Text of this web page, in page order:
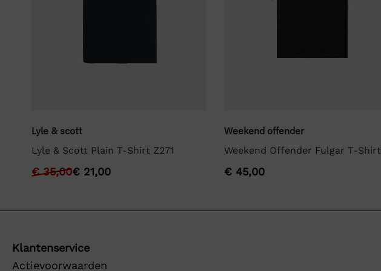
Lyle & scott
Lyle & Scott Plain T-Shirt Z271
€35,00€ 21,00
Weekend offender
Weekend Offender Fulgar T-Shirt
€45,00
Klantenservice
Actievoorwaarden